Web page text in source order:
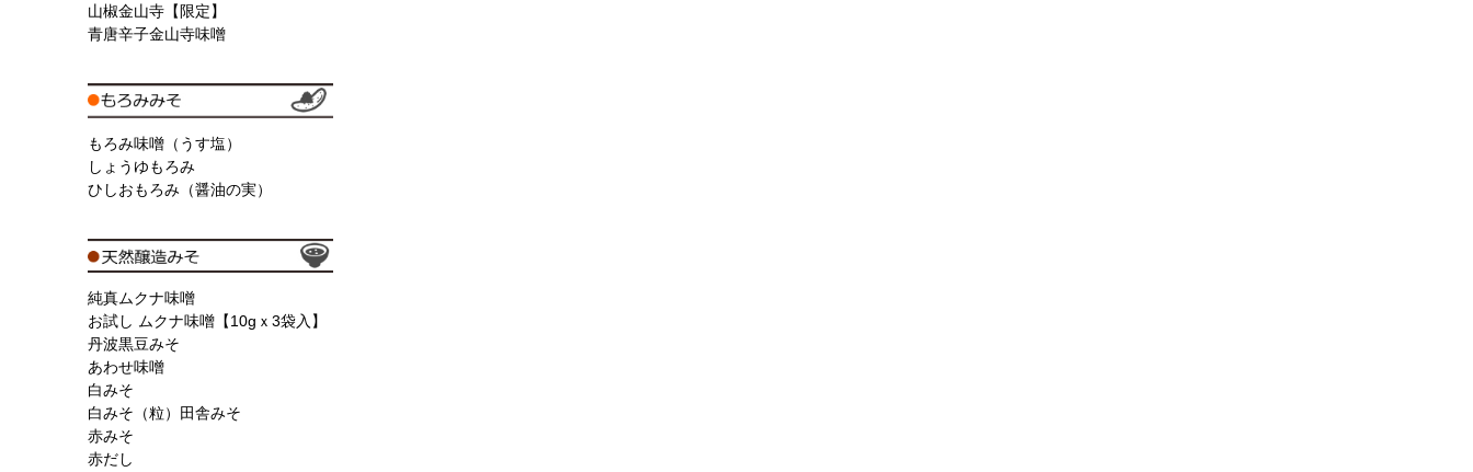
山椒金山寺【限定】
青唐辛子金山寺味噌
もろみ味噌（うす塩）
しょうゆもろみ
ひしおもろみ（醤油の実）
純真ムクナ味噌
お試し ムクナ味噌【10gｘ3袋入】
丹波黒豆みそ
あわせ味噌
白みそ
白みそ（粒）田舎みそ
赤みそ
赤だし